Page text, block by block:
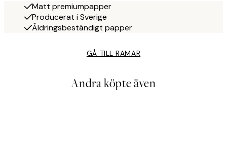
Matt premiumpapper
Producerat i Sverige
Åldringsbeständigt papper
GÅ TILL RAMAR
Andra köpte även